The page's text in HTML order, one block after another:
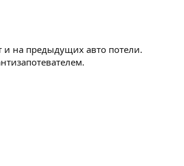
и на предыдущих авто потели.